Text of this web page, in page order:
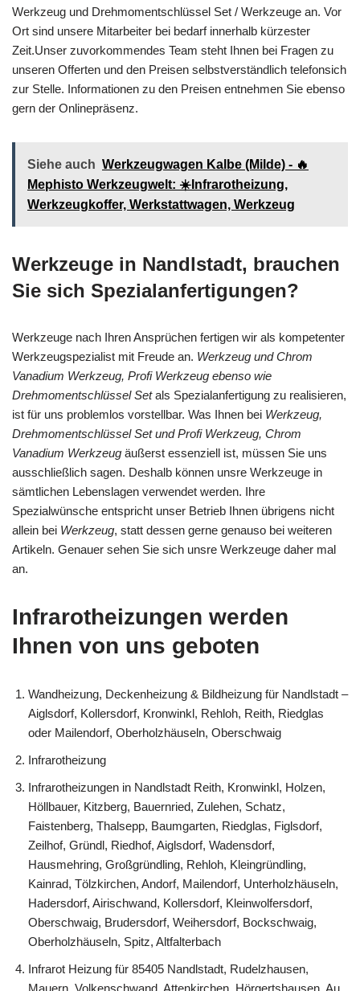
Werkzeug und Drehmomentschlüssel Set / Werkzeuge an. Vor
Ort sind unsere Mitarbeiter bei bedarf innerhalb kürzester
Zeit.Unser zuvorkommendes Team steht Ihnen bei Fragen zu
unseren Offerten und den Preisen selbstverständlich telefonsich
zur Stelle. Informationen zu den Preisen entnehmen Sie ebenso
gern der Onlinepräsenz.
Siehe auch Werkzeugwagen Kalbe (Milde) - 🔥
Mephisto Werkzeugwelt: ☀️Infrarotheizung,
Werkzeugkoffer, Werkstattwagen, Werkzeug
Werkzeuge in Nandlstadt, brauchen
Sie sich Spezialanfertigungen?
Werkzeuge nach Ihren Ansprüchen fertigen wir als kompetenter
Werkzeugspezialist mit Freude an. Werkzeug und Chrom
Vanadium Werkzeug, Profi Werkzeug ebenso wie
Drehmomentschlüssel Setals Spezialanfertigung zu realisieren,
ist für uns problemlos vorstellbar. Was Ihnen bei Werkzeug,
Drehmomentschlüssel Set und Profi Werkzeug, Chrom
Vanadium Werkzeug äußerst essenziell ist, müssen Sie uns
ausschließlich sagen. Deshalb können unsre Werkzeuge in
sämtlichen Lebenslagen verwendet werden. Ihre
Spezialwünsche entspricht unser Betrieb Ihnen übrigens nicht
allein bei Werkzeug, statt dessen gerne genauso bei weiteren
Artikeln. Genauer sehen Sie sich unsre Werkzeuge daher mal
an.
Infrarotheizungen werden
Ihnen von uns geboten
Wandheizung, Deckenheizung & Bildheizung für Nandlstadt –
Aiglsdorf, Kollersdorf, Kronwinkl, Rehloh, Reith, Riedglas
oder Mailendorf, Oberholzhäuseln, Oberschwaig
Infrarotheizung
Infrarotheizungen in Nandlstadt Reith, Kronwinkl, Holzen,
Höllbauer, Kitzberg, Bauernried, Zulehen, Schatz,
Faistenberg, Thalsepp, Baumgarten, Riedglas, Figlsdorf,
Zeilhof, Gründl, Riedhof, Aiglsdorf, Wadensdorf,
Hausmehring, Großgründling, Rehloh, Kleingründling,
Kainrad, Tölzkirchen, Andorf, Mailendorf, Unterholzhäuseln,
Hadersdorf, Airischwand, Kollersdorf, Kleinwolfersdorf,
Oberschwaig, Brudersdorf, Weihersdorf, Bockschwaig,
Oberholzhäuseln, Spitz, Altfalterbach
Infrarot Heizung für 85405 Nandlstadt, Rudelzhausen,
Mauern, Volkenschwand, Attenkirchen, Hörgertshausen, Au